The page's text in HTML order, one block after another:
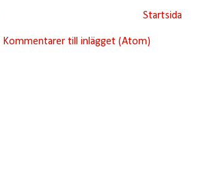
Startsida
Kommentarer till inlägget (Atom)